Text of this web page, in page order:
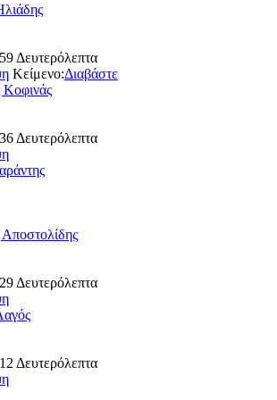
Δευτερόλεπτα
Κείμενο:Διαβάστε
Δευτερόλεπτα
Δευτερόλεπτα
Δευτερόλεπτα